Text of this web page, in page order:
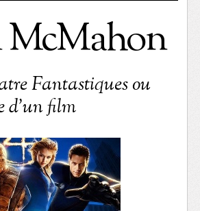
McMahon
Fantastiques ou
d’un film